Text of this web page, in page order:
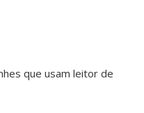
que usam leitor de